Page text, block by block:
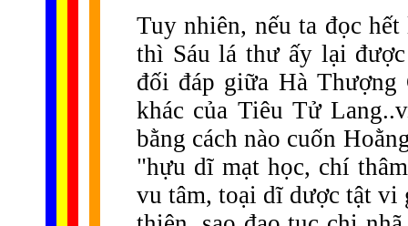
Tuy nhiên, nếu ta đọc
thì Sáu lá thư ấy lại
đối đáp giữa Hà
khác của Tiêu Tử
bằng cách nào cuốn
"hựu dĩ mạt học, chí
vu tâm, toại dĩ dược tật vi